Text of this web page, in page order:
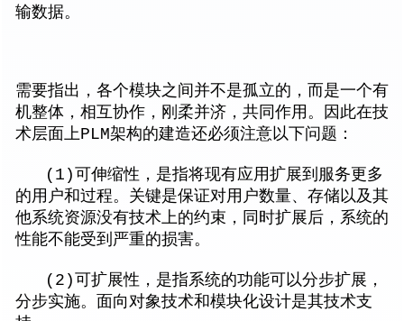
输数据。
需要指出，各个模块之间并不是孤立的，而是一个有
机整体，相互协作，刚柔并济，共同作用。因此在技
术层面上PLM架构的建造还必须注意以下问题：
(1)可伸缩性，是指将现有应用扩展到服务更多
的用户和过程。关键是保证对用户数量、存储以及其
他系统资源没有技术上的约束，同时扩展后，系统的
性能不能受到严重的损害。
(2)可扩展性，是指系统的功能可以分步扩展，
分步实施。面向对象技术和模块化设计是其技术支